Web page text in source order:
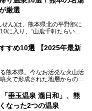
問し、全浴室(男女別大浴
す。
地元九州在住の筆者が、その
他イベントや立ち寄り湯も併
厳選
ん)は、熊本県北の平野部に
に入り、“山鹿千軒たらいな
評があります。
の私が実際に入浴した中か
類し、合計10施設を厳選して
にして下さいね！
すめ10選 【2025年最新
熊本県。今なお活発な火山活
火で形成された地層からの湧
ころから温泉が湧いている温
玉名温泉、黒川温泉、人吉温
垂玉温泉 瀧日和」、熊
なった2つの温泉